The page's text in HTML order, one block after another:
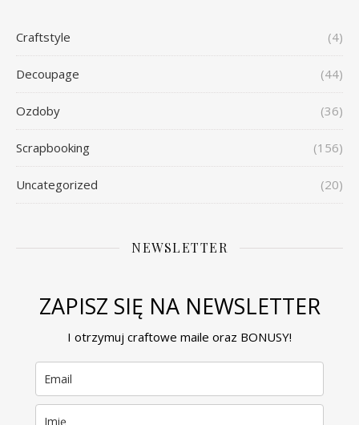
Craftstyle (4)
Decoupage (44)
Ozdoby (36)
Scrapbooking (156)
Uncategorized (20)
NEWSLETTER
ZAPISZ SIĘ NA NEWSLETTER
I otrzymuj craftowe maile oraz BONUSY!